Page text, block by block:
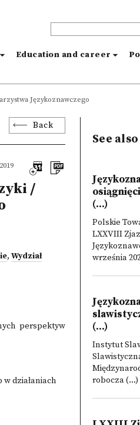
Education and career
Językoznawczego
Back
/
, Wydział
perspektyw
działaniach
See also
(...)
Polskie
LXXVIII
września
(...)
Instytut
robocza (...)